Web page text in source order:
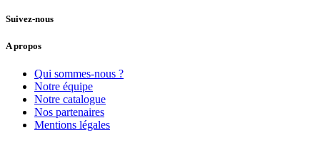
Suivez-nous
A propos
Qui sommes-nous ?
Notre équipe
Notre catalogue
Nos partenaires
Mentions légales